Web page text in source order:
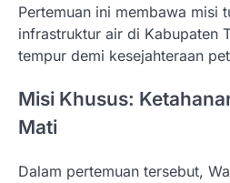
Pertemuan ini membawa misi
infrastruktur air di Kabupaten
tempur demi kesejahteraan
Misi Khusus:
Mati
Dalam pertemuan tersebut,